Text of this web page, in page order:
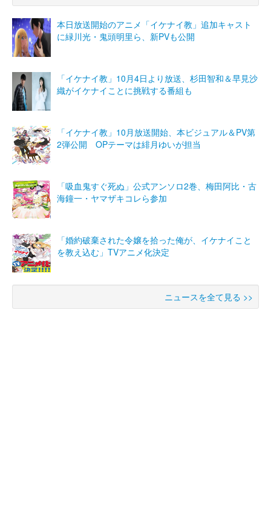
本日放送開始のアニメ「イケナイ教」追加キャスト
に緑川光・鬼頭明里ら、新PVも公開
「イケナイ教」10月4日より放送、杉田智和＆早見沙
織がイケナイことに挑戦する番組も
「イケナイ教」10月放送開始、本ビジュアル＆PV第
2弾公開 OPテーマは緋月ゆいが担当
「吸血鬼すぐ死ぬ」公式アンソロ2巻、梅田阿比・古
海鐘一・ヤマザキコレら参加
「婚約破棄された令嬢を拾った俺が、イケナイこと
を教え込む」TVアニメ化決定
ニュースを全て見る >>